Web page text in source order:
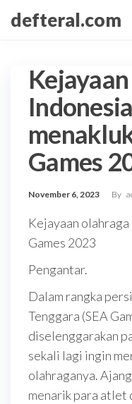
Skip
content
defteral.com
Games
November 6, 2023 By
Kejayaan olahraga
Games 2023
Pengantar.
Dalam rangka
Tenggara (SEA
diselenggarakan
sekali lagi ingin
olahraganya.
menarik para atlet